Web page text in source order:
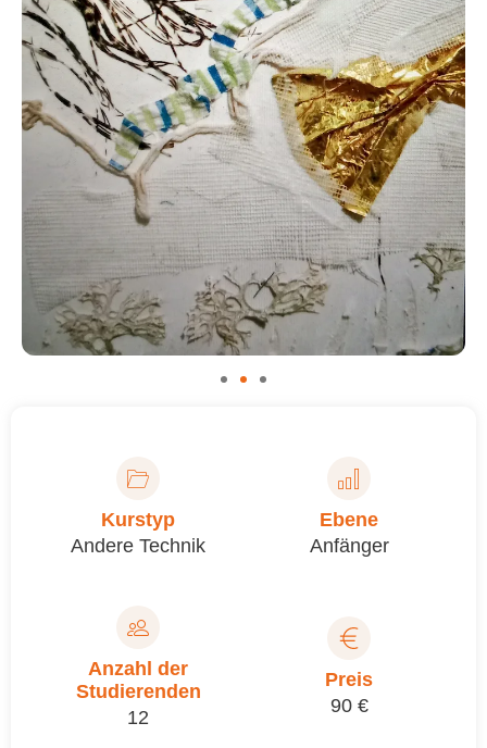
Kurstyp
Andere Technik
Ebene
Anfänger
Anzahl der
Studierenden
12
Preis
90 €